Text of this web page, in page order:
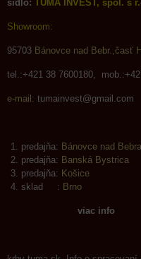
sídlo: TUMA INVEST, spol. s
Showroom:
95703 Bánovce nad Bebr.,časť
tel.:+421 38 7600180,
e-mail: tumainvest@gmail.com
predajňa: Bánovce nad
predajňa: Banská Bystrica
predajňa: Košice
sklad : Brno +420
viac info